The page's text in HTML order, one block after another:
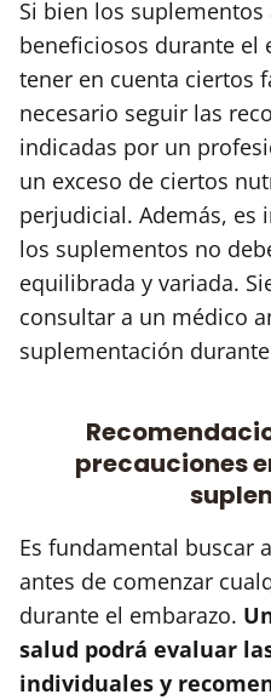
Si bien los
beneficiosos durante el
tener en cuenta ciertos
necesario seguir las
indicadas por un
un exceso de ciertos
perjudicial. Además, es
los suplementos no
equilibrada y variada.
consultar a un médico
suplementación
precauciones
Es fundamental buscar
antes de comenzar
durante el embarazo.
salud podrá evaluar
individuales y